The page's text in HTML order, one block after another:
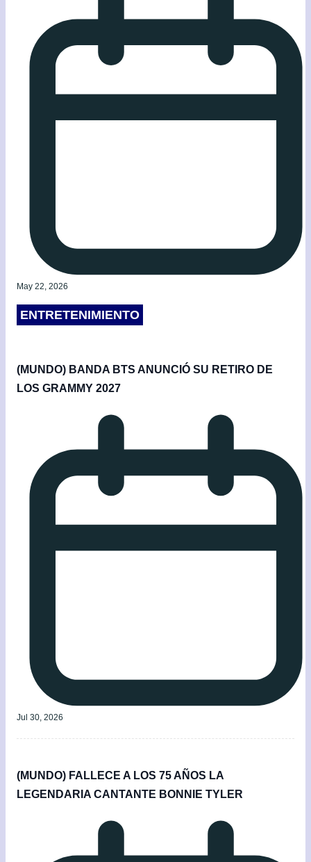
May 22, 2026
ENTRETENIMIENTO
(MUNDO) BANDA BTS ANUNCIÓ SU RETIRO DE
LOS GRAMMY 2027
Jul 30, 2026
(MUNDO) FALLECE A LOS 75 AÑOS LA
LEGENDARIA CANTANTE BONNIE TYLER